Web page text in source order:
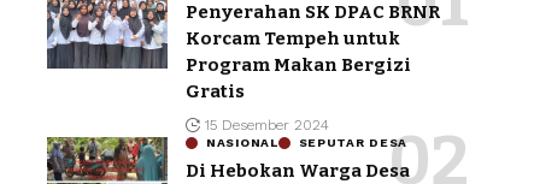
Penyerahan SK DPAC BRNR
Korcam Tempeh untuk
Program Makan Bergizi
Gratis
15 Desember 2024
NASIONAL SEPUTAR DESA
Di Hebokan Warga Desa